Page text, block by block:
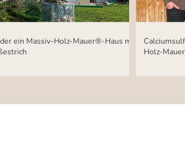
ein Massiv-Holz-Mauer®-Haus mit
Holz-